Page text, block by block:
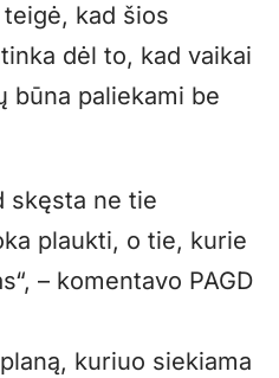
kad šios
dėl to, kad vaikai
būna paliekami be
skęsta ne tie
plaukti, o tie, kurie
– komentavo PAGD
kuriuo siekiama